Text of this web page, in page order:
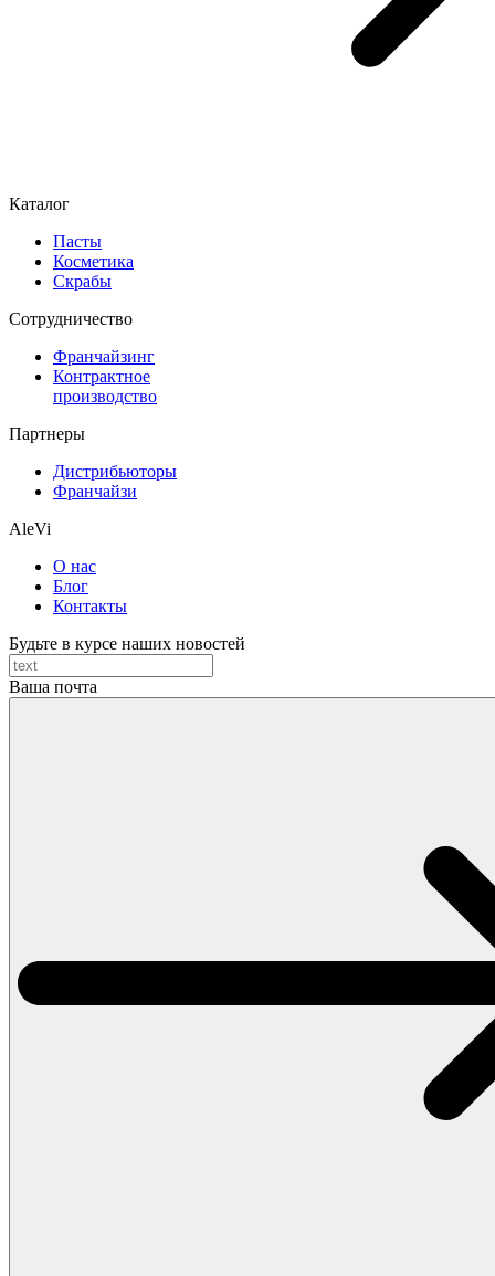
Каталог
Пасты
Косметика
Скрабы
Cотрудничество
Франчайзинг
Контрактное
производство
Партнеры
Дистрибьюторы
Франчайзи
AleVi
О нас
Блог
Контакты
Будьте в курсе наших новостей
Ваша почта